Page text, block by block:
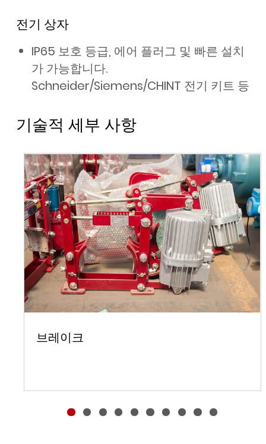
전기 상자
IP65 보호 등급, 에어 플러그 및 빠른 설치
가 가능합니다.
Schneider/Siemens/CHINT 전기 키트 등
기술적 세부 사항
브레이크